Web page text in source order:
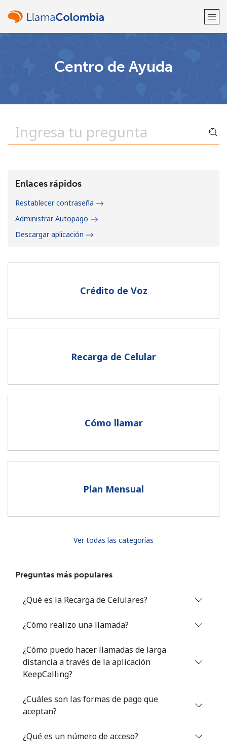
Un caracter especial
Al abrir una cuenta en este sitio web, estoy de acuerdo con
¿Olvidaste tu contraseña? →
Iniciar Sesión
Centro de Ayuda
Crédito de Voz
Recarga de Celular
Cómo llamar
Plan Mensual
Ver todas las categorías
Preguntas más populares
¿Qué es la Recarga de Celulares?
¿Cómo realizo una llamada?
¿Cómo puedo hacer llamadas de larga
distancia a través de la aplicación
KeepCalling?
¿Cuáles son las formas de pago que
aceptan?
¿Qué es un número de acceso?
Enlaces rápidos
Restablecer contraseña
Administrar Autopago
Descargar aplicación